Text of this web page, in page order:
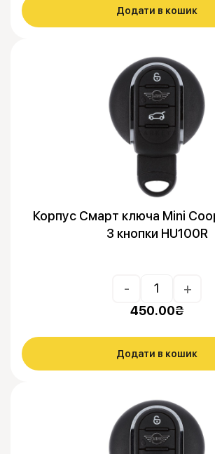
Додати в кошик
Корпус Смарт ключа Mini
3 кнопки HU100R
- +
450.00₴
Додати в кошик